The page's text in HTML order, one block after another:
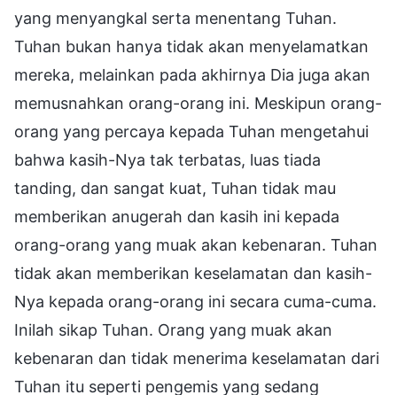
yang menyangkal serta menentang Tuhan.
Tuhan bukan hanya tidak akan menyelamatkan
mereka, melainkan pada akhirnya Dia juga akan
memusnahkan orang-orang ini. Meskipun orang-
orang yang percaya kepada Tuhan mengetahui
bahwa kasih-Nya tak terbatas, luas tiada
tanding, dan sangat kuat, Tuhan tidak mau
memberikan anugerah dan kasih ini kepada
orang-orang yang muak akan kebenaran. Tuhan
tidak akan memberikan keselamatan dan kasih-
Nya kepada orang-orang ini secara cuma-cuma.
Inilah sikap Tuhan. Orang yang muak akan
kebenaran dan tidak menerima keselamatan dari
Tuhan itu seperti pengemis yang sedang